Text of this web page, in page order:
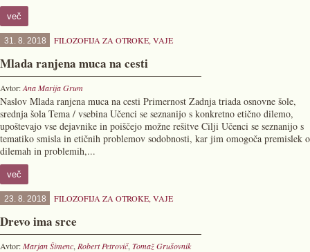
več
31. 8. 2018 FILOZOFIJA ZA OTROKE, VAJE
Mlada ranjena muca na cesti
Avtor:Ana Marija Grum
Naslov Mlada ranjena muca na cesti Primernost Zadnja triada osnovne šole,
srednja šola Tema / vsebina Učenci se seznanijo s konkretno etično dilemo,
upoštevajo vse dejavnike in poiščejo možne rešitve Cilji Učenci se seznanijo s
tematiko smisla in etičnih problemov sodobnosti, kar jim omogoča premislek o
dilemah in problemih,...
več
23. 8. 2018 FILOZOFIJA ZA OTROKE, VAJE
Drevo ima srce
Avtor:Marjan Šimenc, Robert Petrovič, Tomaž Grušovnik